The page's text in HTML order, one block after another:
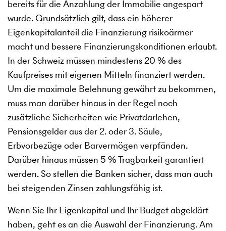
bereits für die Anzahlung der Immobilie angespart
wurde. Grundsätzlich gilt, dass ein höherer
Eigenkapitalanteil die Finanzierung risikoärmer
macht und bessere Finanzierungskonditionen erlaubt.
In der Schweiz müssen mindestens 20 % des
Kaufpreises mit eigenen Mitteln finanziert werden.
Um die maximale Belehnung gewährt zu bekommen,
muss man darüber hinaus in der Regel noch
zusätzliche Sicherheiten wie Privatdarlehen,
Pensionsgelder aus der 2. oder 3. Säule,
Erbvorbezüge oder Barvermögen verpfänden.
Darüber hinaus müssen 5 % Tragbarkeit garantiert
werden. So stellen die Banken sicher, dass man auch
bei steigenden Zinsen zahlungsfähig ist.
Wenn Sie Ihr Eigenkapital und Ihr Budget abgeklärt
haben, geht es an die Auswahl der Finanzierung. Am